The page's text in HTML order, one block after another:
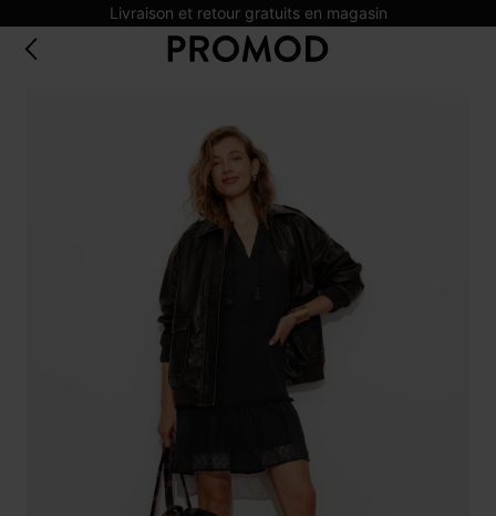
Livraison et retour gratuits en magasin